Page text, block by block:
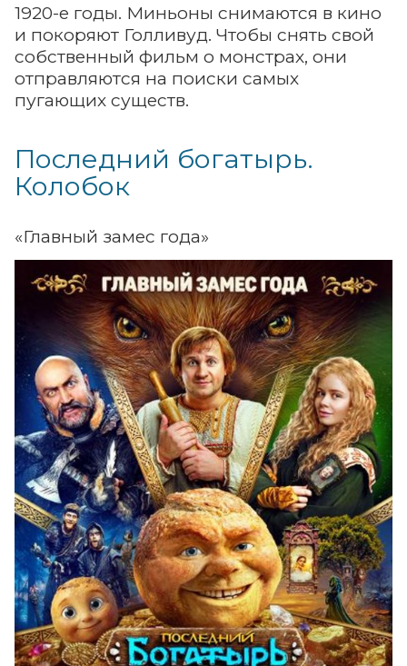
1920-е годы. Миньоны снимаются в кино
и покоряют Голливуд. Чтобы снять свой
собственный фильм о монстрах, они
отправляются на поиски самых
пугающих существ.
Последний богатырь.
Колобок
«Главный замес года»